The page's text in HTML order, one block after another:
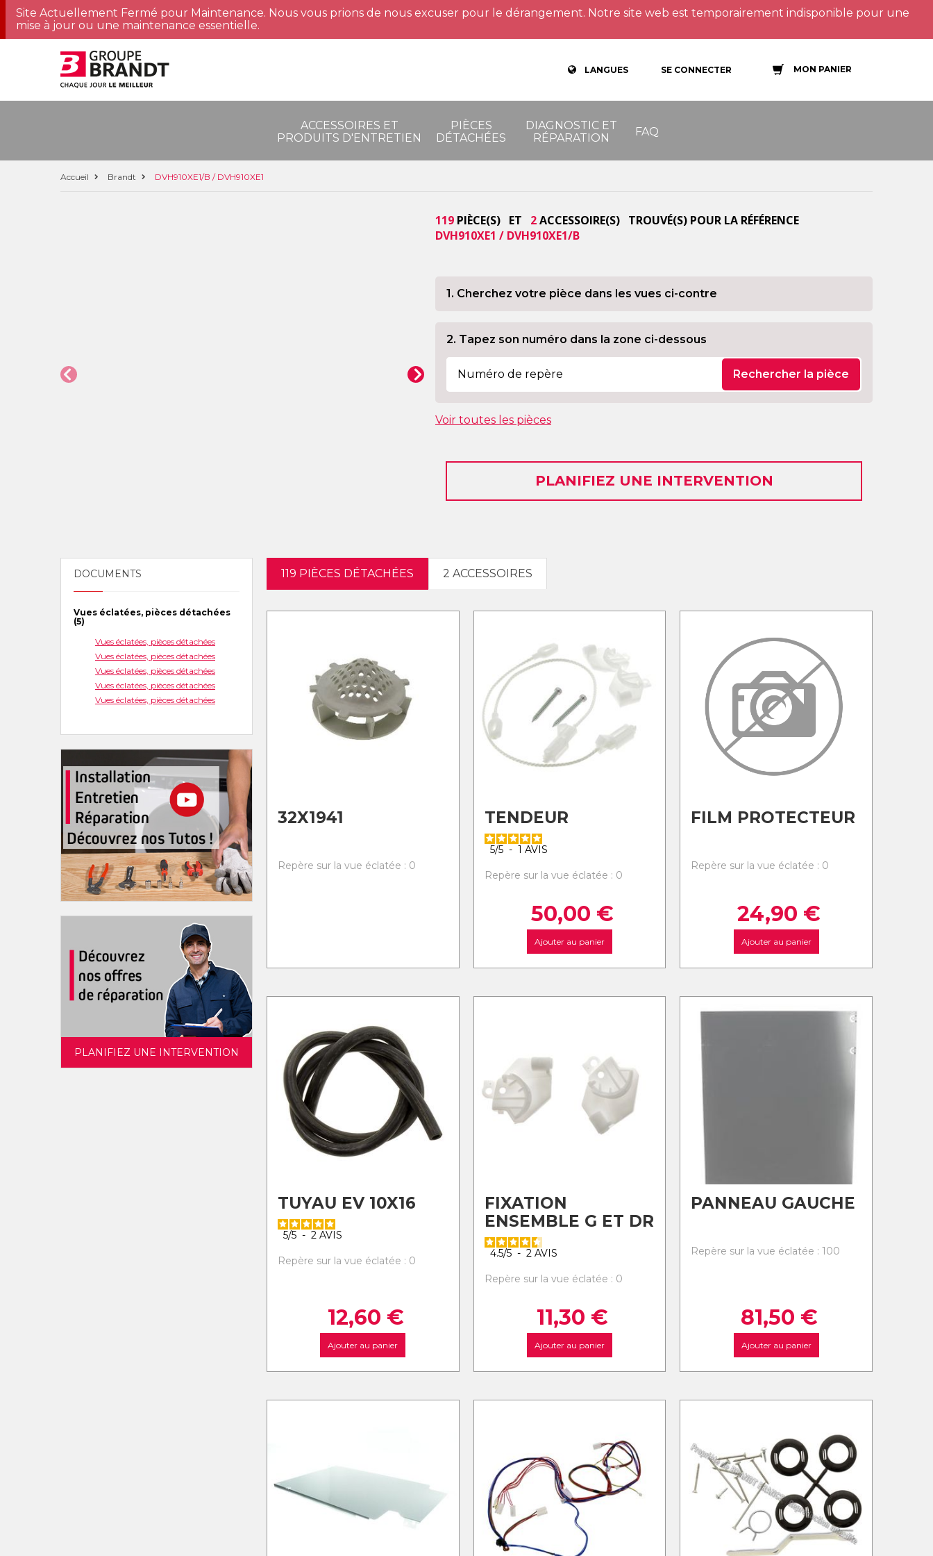
Site Actuellement Fermé pour Maintenance. Nous vous prions de nous excuser pour le dérangement. Notre site web est temporairement indisponible pour une
mise à jour ou une maintenance essentielle.
LANGUES SE CONNECTER MON PANIER
ACCESSOIRES ET
PRODUITS D'ENTRETIEN
PIÈCES
DÉTACHÉES
DIAGNOSTIC ET
RÉPARATION
FAQ
Accueil Brandt DVH910XE1/B / DVH910XE1
119 PIÈCE(S) ET 2ACCESSOIRE(S) TROUVÉ(S) POUR LA RÉFÉRENCE
DVH910XE1 / DVH910XE1/B
1. Cherchez votre pièce dans les vues ci-contre
2. Tapez son numéro dans la zone ci-dessous
Rechercher la pièce
Voir toutes les pièces
PLANIFIEZ UNE INTERVENTION
DOCUMENTS
Vues éclatées, pièces détachées
(5)
Vues éclatées, pièces détachées
Vues éclatées, pièces détachées
Vues éclatées, pièces détachées
Vues éclatées, pièces détachées
Vues éclatées, pièces détachées
PLANIFIEZ UNE INTERVENTION
119 PIÈCES DÉTACHÉES 2 ACCESSOIRES
32X1941
Repère sur la vue éclatée : 0
TENDEUR
5/5 - 1 AVIS
Repère sur la vue éclatée : 0
50,00 €
Ajouter au panier
FILM PROTECTEUR
Repère sur la vue éclatée : 0
24,90 €
Ajouter au panier
TUYAU EV 10X16
5/5 - 2 AVIS
Repère sur la vue éclatée : 0
12,60 €
Ajouter au panier
FIXATION
ENSEMBLE G ET DR
4.5/5 - 2 AVIS
Repère sur la vue éclatée : 0
11,30 €
Ajouter au panier
PANNEAU GAUCHE
Repère sur la vue éclatée : 100
81,50 €
Ajouter au panier